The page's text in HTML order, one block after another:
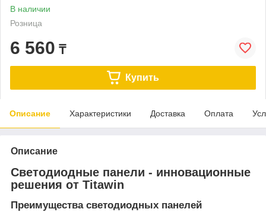
В наличии
Розница
6 560 ₸
Купить
Описание Характеристики Доставка Оплата
Описание
Светодиодные панели - инновационные
решения от Titawin
Преимущества светодиодных панелей